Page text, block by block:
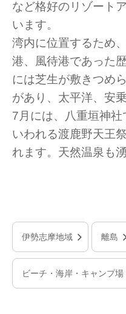
など格好のリゾート
います。
湾内に位置するため
港、風待港であった
には芝生が敷きつめ
があり、太平洋、安
7月には、八重垣神
いわれる渡鹿野天王
れます。天然温泉も
伊勢志摩地域 離島
ビーチ・海岸・キャンプ場